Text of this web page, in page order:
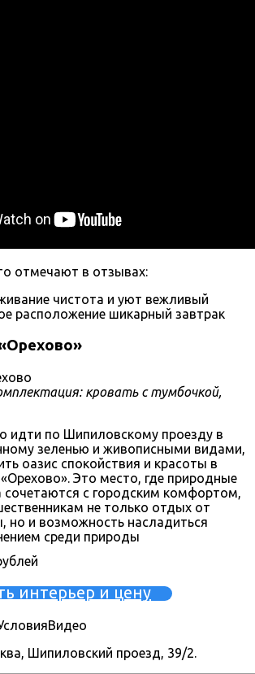
отмечают в отзывах:
чистота и уют вежливый
расположение шикарный завтрак
кровать с тумбочкой,
идти по Шипиловскому проезду в
зеленью и живописными видами,
оазис спокойствия и красоты в
Это место, где природные
сочетаются с городским комфортом,
не только отдых от
но и возможность насладиться
среди природы
интерьер и цену
Видео
Шипиловский проезд, 39/2.